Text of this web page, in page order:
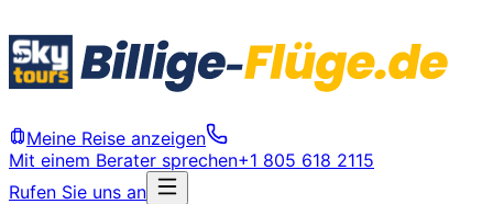
Meine Reise anzeigen
Mit einem Berater sprechen+1 805 618 2115
Rufen Sie uns an